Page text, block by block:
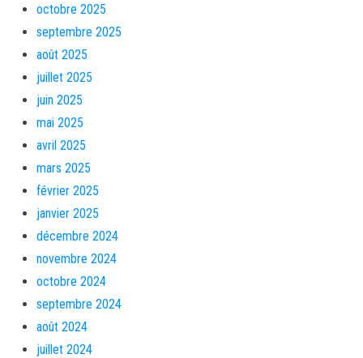
octobre 2025
septembre 2025
août 2025
juillet 2025
juin 2025
mai 2025
avril 2025
mars 2025
février 2025
janvier 2025
décembre 2024
novembre 2024
octobre 2024
septembre 2024
août 2024
juillet 2024